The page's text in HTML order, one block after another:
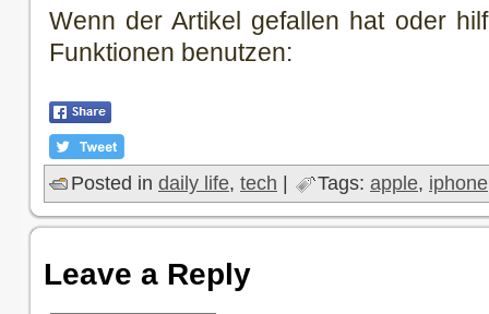
Wenn der Artikel gefallen hat oder
Funktionen benutzen:
Posted in daily life, tech Tags: apple, iphone
Leave a Reply